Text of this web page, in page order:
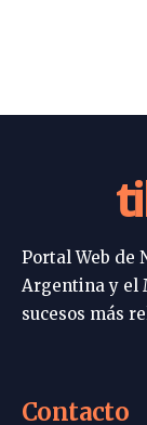
Portal Web de
Argentina y el
sucesos más
Contacto